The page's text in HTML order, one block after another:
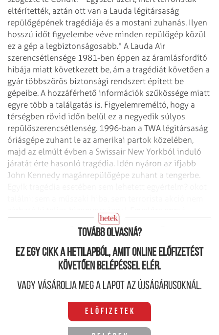
eltérítették, aztán ott van a Lauda légitársaság
repülőgépének tragédiája és a mostani zuhanás. Ilyen
hosszú időt figyelembe véve minden repülőgép közül
ez a gép a legbiztonságosabb." A Lauda Air
szerencsétlensége 1981-ben éppen az áramlásfordító
hibája miatt következett be, ám a tragédiát követően a
gyár többszörös biztonsági rendszert épített be
gépeibe. A hozzáférhető információk szűkössége miatt
egyre több a találgatás is. Figyelemreméltó, hogy a
térségben rövid időn belül ez a negyedik súlyos
repülőszerencsétlenség. 1996-ban a TWA légitársaság
óriásgépe zuhant le az amerikai partok közelében,
majd az elmúlt évben a Swissair New Yorkból induló
járatát érte hasonló tragédia. Idén nyáron az ifjabb
John Kennedy magánrepülőgépe zuhant a tengerbe.
mondható el a legutóbbi szerencsétlenségről
Tovább olvasná?
Ez egy cikk a hetilapból, amit online előfizetést
követően belépéssel elér.
Vagy vásárolja meg a lapot az újságárusoknál.
Előfizetek